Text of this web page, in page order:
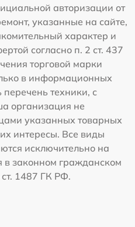
авторизации от
указанные на сайте,
характер и
согласно п. 2 ст. 437
торговой марки
в информационных
техники, с
организация не
указанных товарных
интересы. Все виды
исключительно на
в законном гражданском
ст. 1487 ГК РФ.